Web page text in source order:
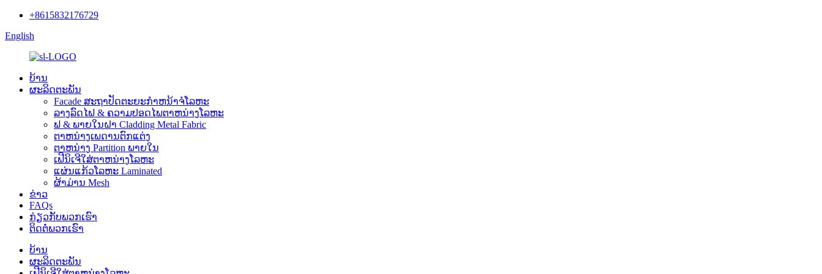
+8615832176729
English
ບ້ານ
ຜະລິດຕະພັນ
Facade ສະຖາປັດຕະຍະກໍາຫນ້າຈໍໂລຫະ
ລາງລົດໄຟ & ຄວາມປອດໄພຕາຫນ່າງໂລຫະ
ຟ & ພາຍໃນຝາ Cladding Metal Fabric
ຕາຫນ່າງເພດານຕົກແຕ່ງ
ຕາຫນ່າງ Partition ພາຍໃນ
ເຟີນິເຈີໃສ່ຕາຫນ່າງໂລຫະ
ແຜ່ນແກ້ວໂລຫະ Laminated
ຜ້າມ່ານ Mesh
ຂ່າວ
FAQs
ກ່ຽວ​ກັບ​ພວກ​ເຮົາ
ຕິດ​ຕໍ່​ພວກ​ເຮົາ
ບ້ານ
ຜະລິດຕະພັນ